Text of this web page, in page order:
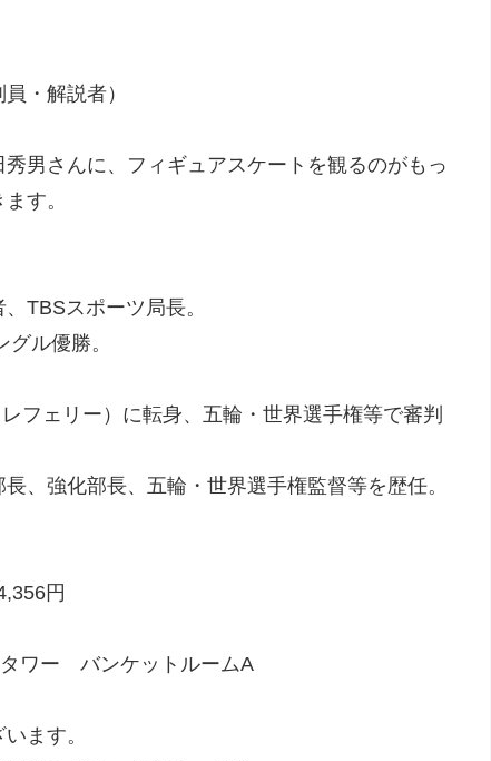
・解説者）
男さんに、フィギュアスケートを観るのがもっ
す。
TBSスポーツ局長。
ル優勝。
フェリー）に転身、五輪・世界選手権等で審判
、強化部長、五輪・世界選手権監督等を歴任。
円
ワー バンケットルームA
ます。